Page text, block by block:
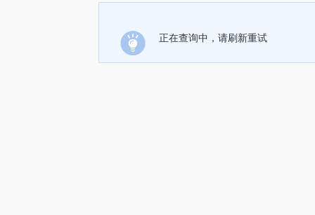
正在查询中，请刷新重试